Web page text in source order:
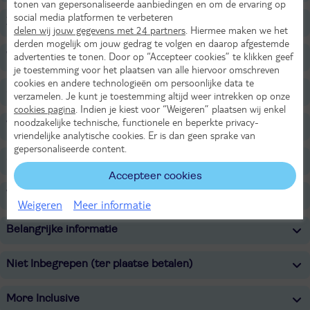
Zwembaden
Wellness
Sport & Activiteiten
Voor de kinderen
Overige informatie
Verzorging
Belangrijke informatie
Niet Inbegrepen (ter plaatse betalen)
More Inclusive
tonen van gepersonaliseerde aanbiedingen en om de ervaring op
social media platformen te verbeteren
delen wij jouw gegevens met 24 partners . Hiermee maken we het
derden mogelijk om jouw gedrag te volgen en daarop afgestemde
advertenties te tonen. Door op “Accepteer cookies” te klikken geef
je toestemming voor het plaatsen van alle hiervoor omschreven
cookies en andere technologieën om persoonlijke data te
verzamelen. Je kunt je toestemming altijd weer intrekken op onze
cookies pagina . Indien je kiest voor “Weigeren” plaatsen wij enkel
noodzakelijke technische, functionele en beperkte privacy-
vriendelijke analytische cookies. Er is dan geen sprake van
gepersonaliseerde content.
Accepteer cookies
Weigeren Meer informatie